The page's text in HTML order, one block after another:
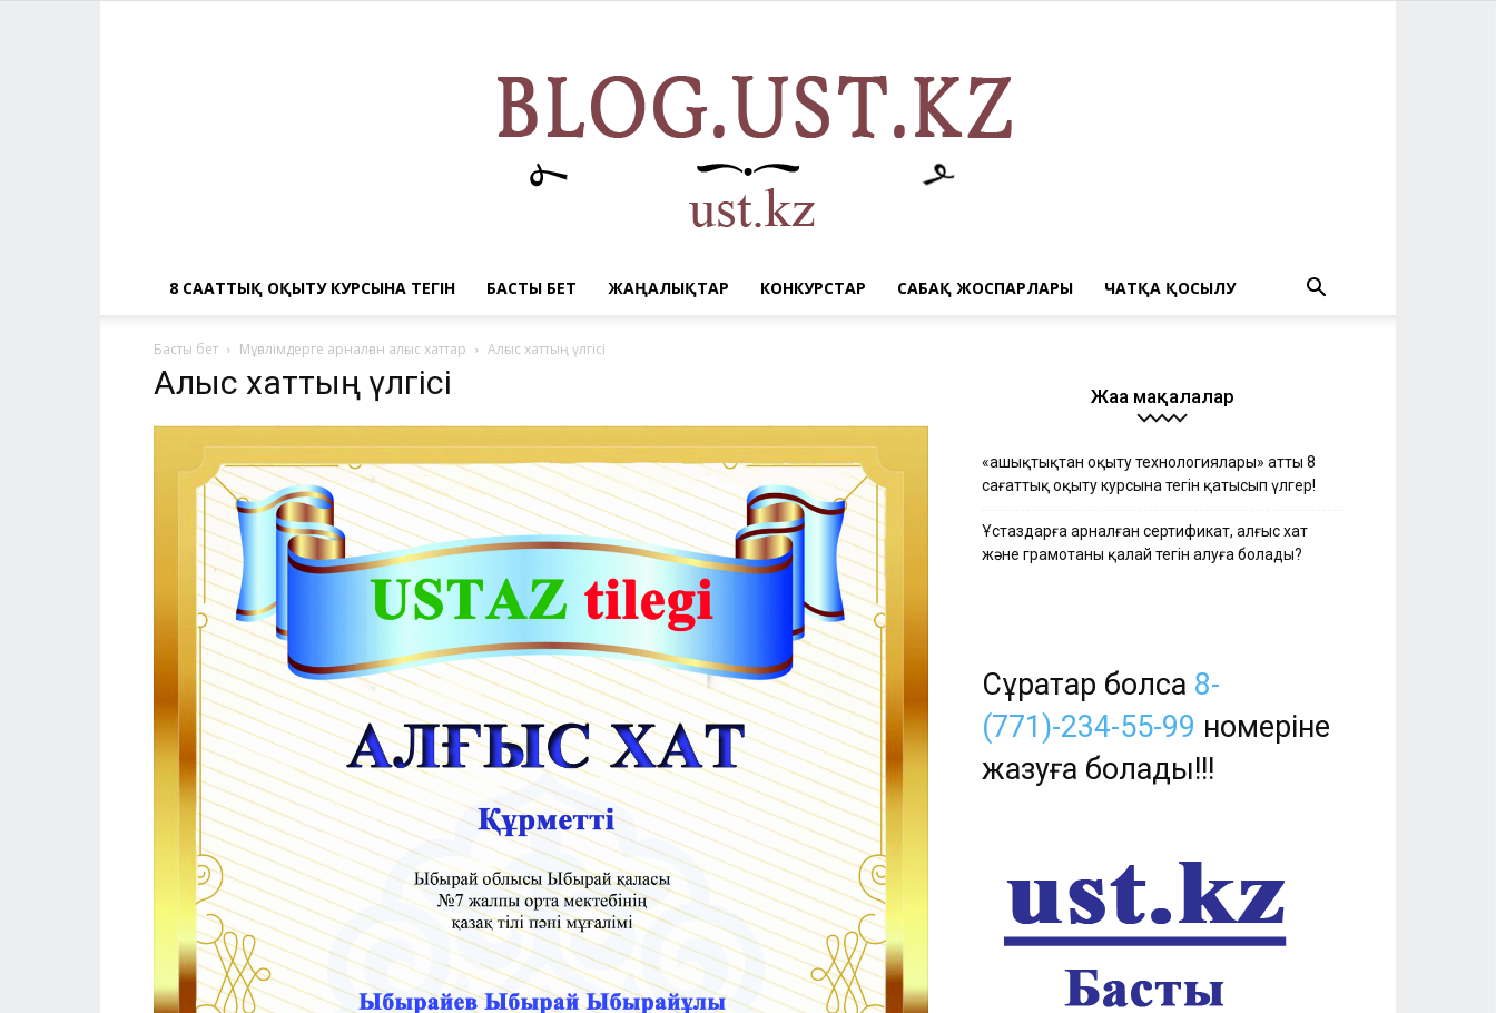
конкурстар
8 САҒАТТЫҚ ОҚЫТУ КУРСЫНА ТЕГІН БАСТЫ БЕТ ЖАҢАЛЫҚТАР КОНКУРСТАР САБАҚ ЖОСПАРЛАРЫ ЧАТҚА ҚОСЫЛУ
Басты бет Мұғалімдерге арналған алғыс хаттар Алғыс хаттың үлгісі
Алғыс хаттың үлгісі Жаңа мақалалар
«Қашықтықтан оқыту технологиялары» атты 8
сағаттық оқыту курсына тегін қатысып үлгер!
Ұстаздарға арналған сертификат, алғыс хат
және грамотаны қалай тегін алуға болады?
Сұрақтар болса 8-
(771)-234-55-99 номеріне
жазуға болады!!!